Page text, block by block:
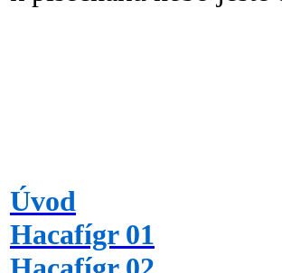
Úvod
Hacafígr 01